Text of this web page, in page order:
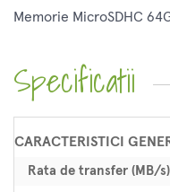
Memorie MicroSDHC
Specificatii
CARACTERISTICI
Rata de transfer (MB/s)